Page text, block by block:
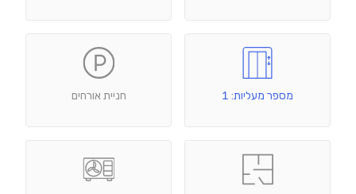
מספר מעליות: 1 חניית אורחים